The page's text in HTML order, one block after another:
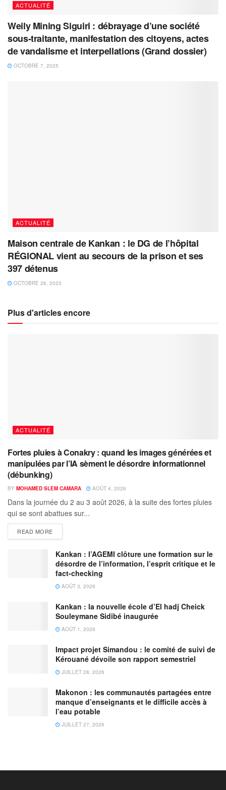
ACTUALITÉ
Weily Mining Siguiri : débrayage d’une société
sous-traitante, manifestation des citoyens, actes
de vandalisme et interpellations (Grand dossier)
OCTOBRE 7, 2025
ACTUALITÉ
Maison centrale de Kankan : le DG de l’hôpital
RÉGIONAL vient au secours de la prison et ses
397 détenus
OCTOBRE 26, 2023
Plus d'articles encore
ACTUALITÉ
Fortes pluies à Conakry : quand les images générées et
manipulées par l’IA sèment le désordre informationnel
(débunking)
BY MOHAMED SLEM CAMARA AOÛT 4, 2026
Dans la journée du 2 au 3 août 2026, à la suite des fortes pluies
qui se sont abattues sur...
READ MORE
Kankan : l’AGEMI clôture une formation sur le
désordre de l’information, l’esprit critique et le
fact-checking
AOÛT 3, 2026
Kankan : la nouvelle école d’El hadj Cheick
Souleymane Sidibé inaugurée
AOÛT 1, 2026
Impact projet Simandou : le comité de suivi de
Kérouané dévoile son rapport semestriel
JUILLET 28, 2026
Makonon : les communautés partagées entre
manque d’enseignants et le difficile accès à
l’eau potable
JUILLET 27, 2026